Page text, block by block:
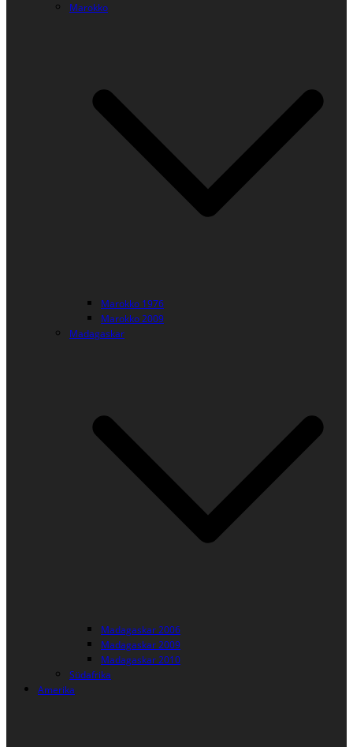
Marokko
Marokko 1976
Marokko 2009
Madagaskar
Madagaskar 2006
Madagaskar 2009
Madagaskar 2010
Südafrika
Amerika